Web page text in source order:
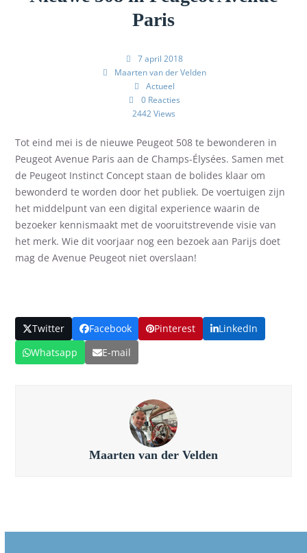
Paris
7 april 2018
Maarten van der Velden
Actueel
0 Reacties
2442 Views
Tot eind mei is de nieuwe Peugeot 508 te bewonderen in
Peugeot Avenue Paris aan de Champs-Élysées. Samen met
de Peugeot Instinct Concept staan de bolides klaar om
bewonderd te worden door het publiek. De voertuigen zijn
het middelpunt van een digital experience waarin de
bezoeker kennismaakt met de vooruitstrevende visie van
het merk. Wie dit voorjaar nog een bezoek aan Parijs doet
mag de Avenue Peugeot niet overslaan!
Twitter Facebook Pinterest
LinkedIn
Whatsapp
E-mail
Maarten van der Velden